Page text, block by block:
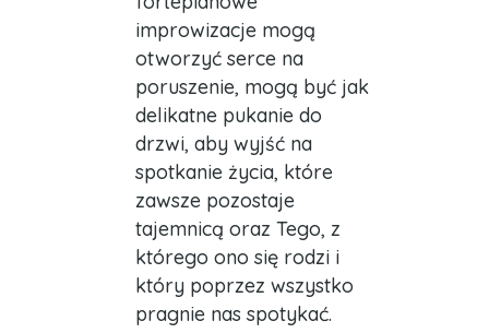
improwizacje mogą
otworzyć serce na
poruszenie, mogą być jak
delikatne pukanie do
drzwi, aby wyjść na
spotkanie życia, które
zawsze pozostaje
tajemnicą oraz Tego, z
którego ono się rodzi i
który poprzez wszystko
pragnie nas spotykać.